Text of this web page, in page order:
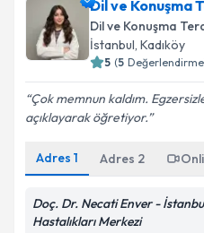
E-posta Adresiniz
Kişisel verilerimin
kapsamda
Takvim
Dil ve Konuşma
Dil ve Konuşma
İstanbul, Kadıköy
5 (5
Çok memnun kaldım.
açıklayarak öğretiyor.
Adres 1 Adres 2
Doç. Dr. Necati Enver -
Hastalıkları Merkezi